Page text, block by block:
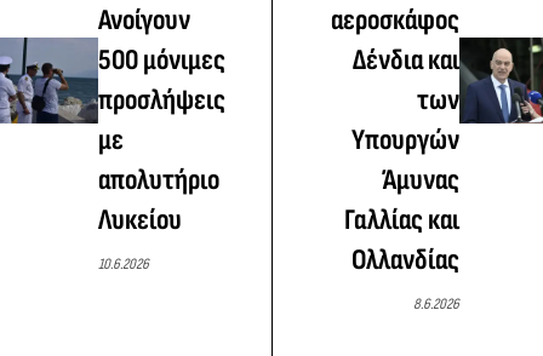
Ανοίγουν
500 μόνιμες
προσλήψεις
με
απολυτήριο
Λυκείου
10.6.2026
αεροσκάφος
Δένδια και
των
Υπουργών
Άμυνας
Γαλλίας και
Ολλανδίας
8.6.2026